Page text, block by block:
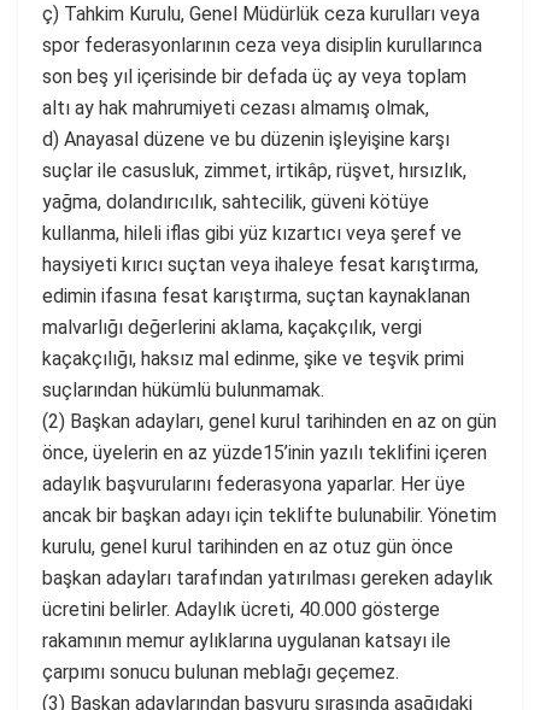
ç) Tahkim Kurulu, Genel Müdürlük ceza kurulları veya
spor federasyonlarının ceza veya disiplin kurullarınca
son beş yıl içerisinde bir defada üç ay veya toplam
altı ay hak mahrumiyeti cezası almamış olmak,
d) Anayasal düzene ve bu düzenin işleyişine karşı
suçlar ile casusluk, zimmet, irtikâp, rüşvet, hırsızlık,
yağma, dolandırıcılık, sahtecilik, güveni kötüye
kullanma, hileli iflas gibi yüz kızartıcı veya şeref ve
haysiyeti kırıcı suçtan veya ihaleye fesat karıştırma,
edimin ifasına fesat karıştırma, suçtan kaynaklanan
malvarlığı değerlerini aklama, kaçakçılık, vergi
kaçakçılığı, haksız mal edinme, şike ve teşvik primi
suçlarından hükümlü bulunmamak.
(2) Başkan adayları, genel kurul tarihinden en az on gün
önce, üyelerin en az yüzde15’inin yazılı teklifini içeren
adaylık başvurularını federasyona yaparlar. Her üye
ancak bir başkan adayı için teklifte bulunabilir. Yönetim
kurulu, genel kurul tarihinden en az otuz gün önce
başkan adayları tarafından yatırılması gereken adaylık
ücretini belirler. Adaylık ücreti, 40.000 gösterge
rakamının memur aylıklarına uygulanan katsayı ile
çarpımı sonucu bulunan meblağı geçemez.
(3) Başkan adaylarından başvuru sırasında aşağıdaki